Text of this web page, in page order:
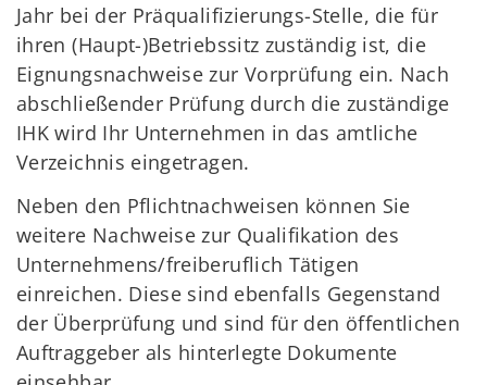
Jahr bei der Präqualifizierungs-Stelle, die für
ihren (Haupt-)Betriebssitz zuständig ist, die
Eignungsnachweise zur Vorprüfung ein. Nach
abschließender Prüfung durch die zuständige
IHK wird Ihr Unternehmen in das amtliche
Verzeichnis eingetragen.
Neben den Pflichtnachweisen können Sie
weitere Nachweise zur Qualifikation des
Unternehmens/freiberuflich Tätigen
einreichen. Diese sind ebenfalls Gegenstand
der Überprüfung und sind für den öffentlichen
Auftraggeber als hinterlegte Dokumente